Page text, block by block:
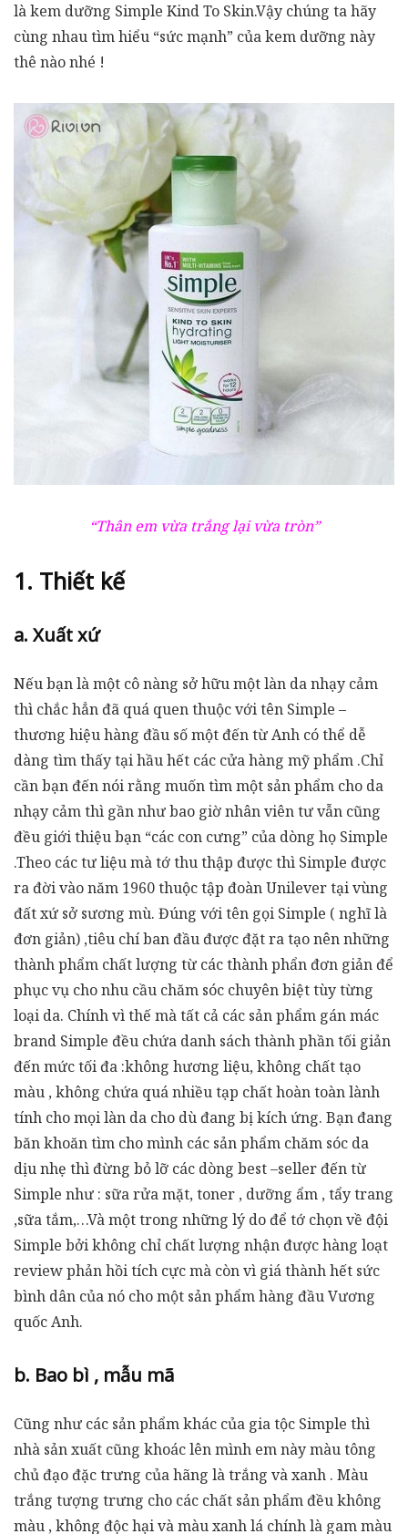
là kem dưỡng Simple Kind To Skin.Vậy chúng ta hãy
cùng nhau tìm hiểu “sức mạnh” của kem dưỡng này
thê nào nhé !
“Thân em vừa trắng lại vừa tròn”
1. Thiết kế
a. Xuất xứ
Nếu bạn là một cô nàng sở hữu một làn da nhạy cảm
thì chắc hẳn đã quá quen thuộc với tên Simple –
thương hiệu hàng đầu số một đến từ Anh có thể dễ
dàng tìm thấy tại hầu hết các cửa hàng mỹ phẩm .Chỉ
cần bạn đến nói rằng muốn tìm một sản phẩm cho da
nhạy cảm thì gần như bao giờ nhân viên tư vẫn cũng
đều giới thiệu bạn “các con cưng” của dòng họ Simple
.Theo các tư liệu mà tớ thu thập được thì Simple được
ra đời vào năm 1960 thuộc tập đoàn Unilever tại vùng
đất xứ sở sương mù. Đúng với tên gọi Simple ( nghĩ là
đơn giản) ,tiêu chí ban đầu được đặt ra tạo nên những
thành phẩm chất lượng từ các thành phẩn đơn giản để
phục vụ cho nhu cầu chăm sóc chuyên biệt tùy từng
loại da. Chính vì thế mà tất cả các sản phẩm gán mác
brand Simple đều chứa danh sách thành phần tối giản
đến mức tối đa :không hương liệu, không chất tạo
màu , không chứa quá nhiều tạp chất hoàn toàn lành
tính cho mọi làn da cho dù đang bị kích ứng. Bạn đang
băn khoăn tìm cho mình các sản phẩm chăm sóc da
dịu nhẹ thì đừng bỏ lỡ các dòng best –seller đến từ
Simple như : sữa rửa mặt, toner , dưỡng ẩm , tẩy trang
,sữa tắm,…Và một trong những lý do để tớ chọn về đội
Simple bởi không chỉ chất lượng nhận được hàng loạt
review phản hồi tích cực mà còn vì giá thành hết sức
bình dân của nó cho một sản phẩm hàng đầu Vương
quốc Anh.
b. Bao bì , mẫu mã
Cũng như các sản phẩm khác của gia tộc Simple thì
nhà sản xuất cũng khoác lên mình em này màu tông
chủ đạo đặc trưng của hãng là trắng và xanh . Màu
trắng tượng trưng cho các chất sản phẩm đều không
màu , không độc hại và màu xanh lá chính là gam màu